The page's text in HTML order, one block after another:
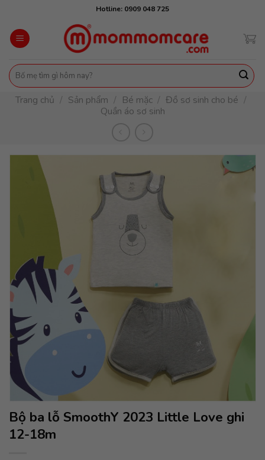
content
Hotline: 0909 048 725
Tìm
kiếm:
Trang chủ / Sản phẩm / Bé mặc / Đồ sơ sinh cho bé /
Quần áo sơ sinh
Bộ ba lỗ SmoothY 2023 Little Love ghi
12-18m